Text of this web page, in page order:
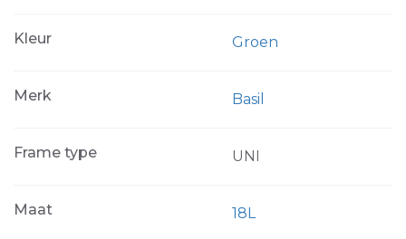
Kleur Groen
Merk Basil
Frame type UNI
Maat 18L